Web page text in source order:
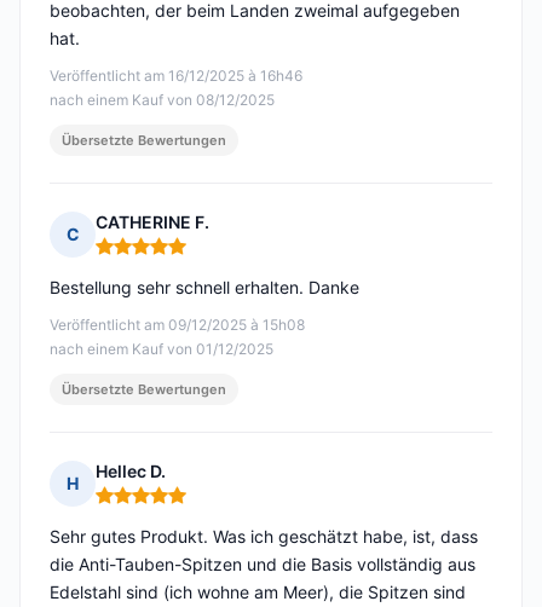
Veröffentlicht am 16/12/2025 à 16h46
nach einem Kauf von 08/12/2025
beobachten, der beim Landen zweimal aufgegeben
hat.
Übersetzte Bewertungen
C
CATHERINE F.
Hinweis: 5 von 5
Veröffentlicht am 09/12/2025 à 15h08
nach einem Kauf von 01/12/2025
Bestellung sehr schnell erhalten. Danke
Übersetzte Bewertungen
H
Hellec D.
Hinweis: 5 von 5
Sehr gutes Produkt. Was ich geschätzt habe, ist, dass
die Anti-Tauben-Spitzen und die Basis vollständig aus
Edelstahl sind (ich wohne am Meer), die Spitzen sind